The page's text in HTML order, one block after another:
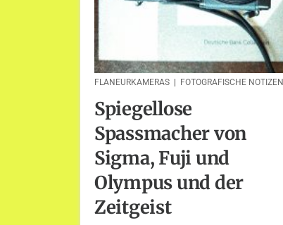
FLANEURKAMERAS FOTOGRAFISCHE NOTIZEN
Spiegellose
Spassmacher von
Sigma, Fuji und
Olympus und der
Zeitgeist